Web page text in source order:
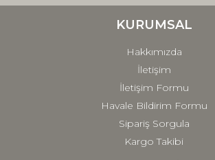
Ürün fiyatı diğer sitelerden daha pahalı.
Gönder
KURUMSAL
Hakkımızda
İletişim
İletişim Formu
Havale Bildirim Formu
Sipariş Sorgula
Kargo Takibi